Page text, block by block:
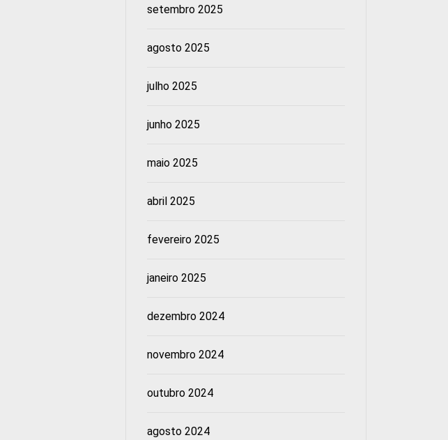
setembro 2025
agosto 2025
julho 2025
junho 2025
maio 2025
abril 2025
fevereiro 2025
janeiro 2025
dezembro 2024
novembro 2024
outubro 2024
agosto 2024